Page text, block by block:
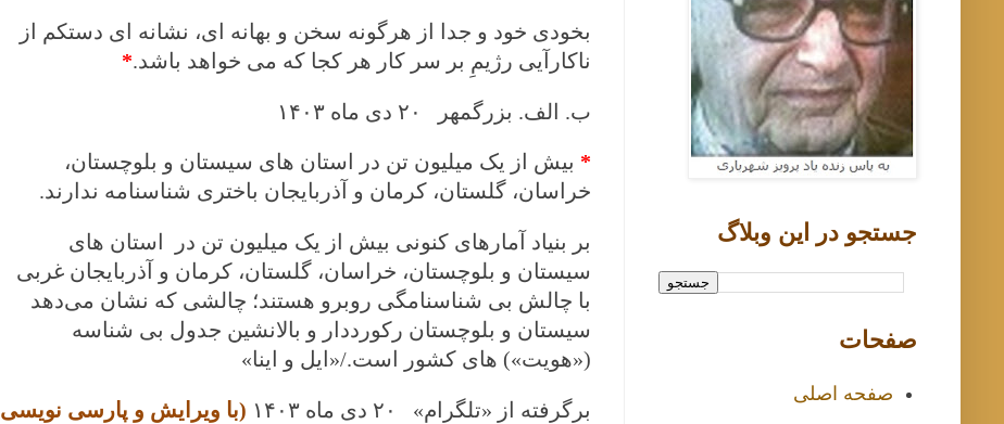
بخودی خود و جدا از هرگونه سخن و بهانه ای، نشانه ای دستکم از
ناکارآیی رژیمِ بر سر کار هر کجا که می خواهد باشد.*
ب. الف. بزرگمهر ۲۰ دی ماه ۱۴۰۳
* بیش از یک میلیون تن در استان های سیستان و بلوچستان،
خراسان، گلستان، کرمان و آذربایجان باختری شناسنامه ندارند.
بر بنیاد آمارهای کنونی بیش از یک میلیون تن در استان های
سیستان و بلوچستان، خراسان، گلستان، کرمان و آذربایجان غربی
با چالش بی شناسنامگی روبرو هستند؛ چالشی که نشان می‌دهد
سیستان و بلوچستان ‌رکورددار و بالانشین جدول بی شناسه
(«هویت») ‌های کشور است./«ایل و اینا»
برگرفته از «تلگرام» ۲۰ دی ماه ۱۴۰۳ (با ویرایش و پارسی نویسی
جستجو در اين وبلاگ
صفحات
صفحه اصلی